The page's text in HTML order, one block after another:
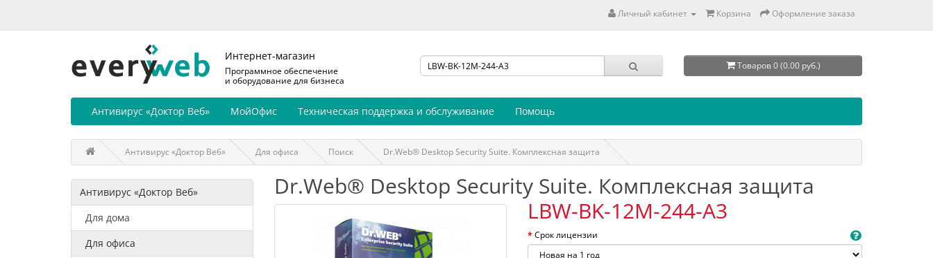
Личный кабинет Корзина Оформление заказа
Интернет-магазин
Программное обеспечение
и оборудование для бизнеса
Товаров 0 (0.00 руб.)
Антивирус «Доктор Веб» МойОфис Техническая поддержка и обслуживание Помощь
Антивирус «Доктор Веб» Для офиса Поиск Dr.Web® Desktop Security Suite. Комплексная защита
Антивирус «Доктор Веб»
Для дома
Для офиса
Dr.Web® Desktop Security Suite. Комплексная защита
LBW-BK-12M-244-A3
Срок лицензии